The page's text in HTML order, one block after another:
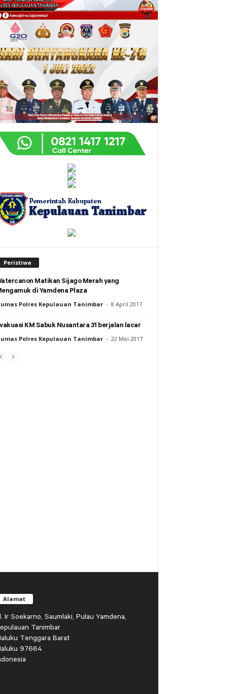
Peristiwa
Matikan Sijago Merah yang
di Yamdena Plaza
Polres Kepulauan Tanimbar - 8 April 2017
KM Sabuk Nusantara 31 berjalan lacar
Polres Kepulauan Tanimbar - 22 Mei 2017
Alamat
Ir Soekarno, Saumlaki, Pulau Yamdena,
Tanimbar
Tenggara Barat
97664